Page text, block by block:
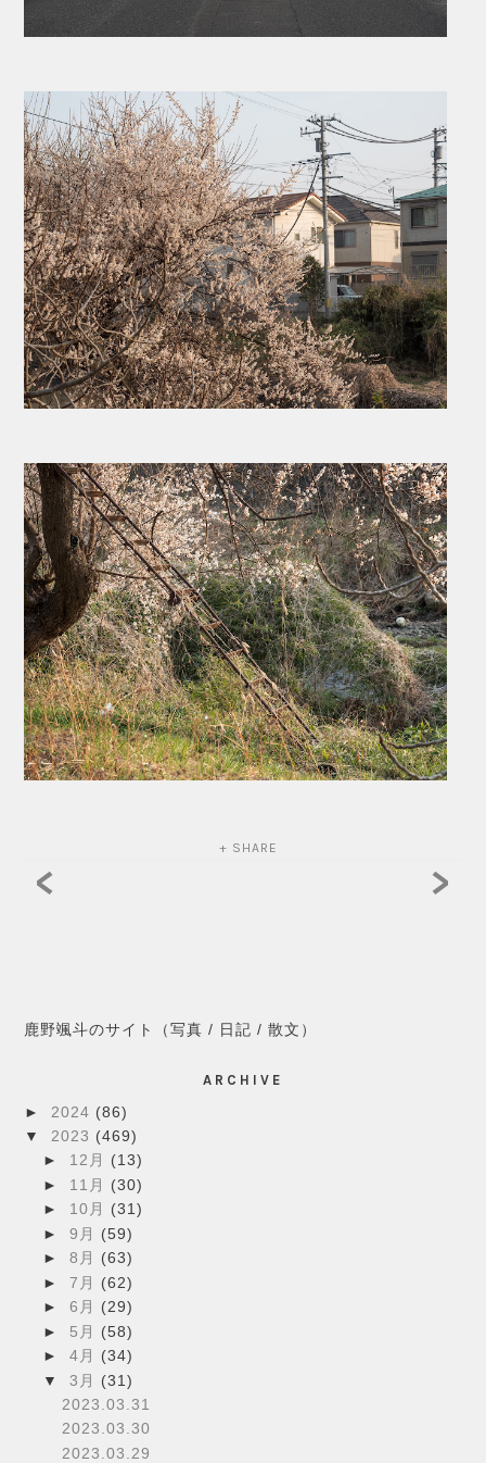
+ SHARE
< >
鹿野颯斗のサイト（写真 / 日記 / 散文）
ARCHIVE
► 2024 (86)
▼ 2023 (469)
► 12月 (13)
► 11月 (30)
► 10月 (31)
►9月 (59)
►8月 (63)
►7月 (62)
►6月 (29)
► 5月 (58)
►4月 (34)
▼3月 (31)
2023.03.31
2023.03.30
2023.03.29